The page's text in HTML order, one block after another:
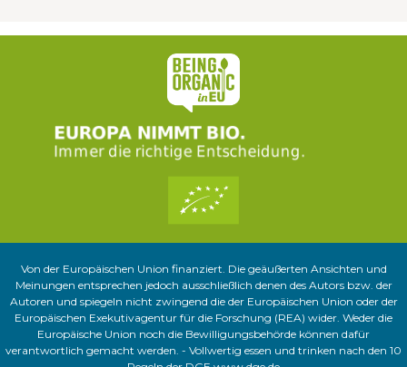
Von der Europäischen Union finanziert. Die geäußerten Ansichten und
Meinungen entsprechen jedoch ausschließlich denen des Autors bzw. der
Autoren und spiegeln nicht zwingend die der Europäischen Union oder der
Europäischen Exekutivagentur für die Forschung (REA) wider. Weder die
Europäische Union noch die Bewilligungsbehörde können dafür
verantwortlich gemacht werden. - Vollwertig essen und trinken nach den 10